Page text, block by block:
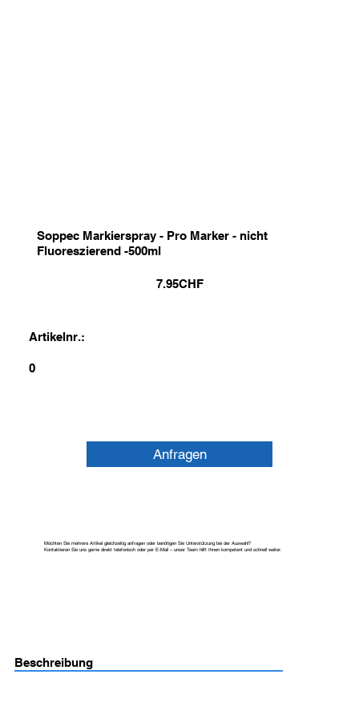
Soppec Markierspray - Pro Marker - nicht
Fluoreszierend -500ml
7.95CHF
Artikelnr.:
0
Anfragen
Möchten Sie mehrere Artikel gleichzeitig anfragen oder benötigen Sie Unterstützung bei der Auswahl?
Kontaktieren Sie uns gerne direkt telefonisch oder per E-Mail – unser Team hilft Ihnen kompetent und schnell weiter.
Beschreibung